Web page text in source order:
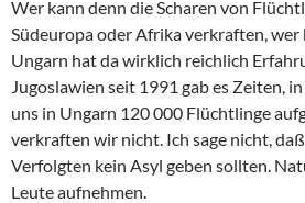
Wer kann denn die Scharen von
Südeuropa oder Afrika verkraften, wer
Ungarn hat da wirklich reichlich
Jugoslawien seit 1991 gab es Zeiten,
uns in Ungarn 120 000 Flüchtlinge
verkraften wir nicht. Ich sage nicht,
Verfolgten kein Asyl geben sollten.
Leute aufnehmen.